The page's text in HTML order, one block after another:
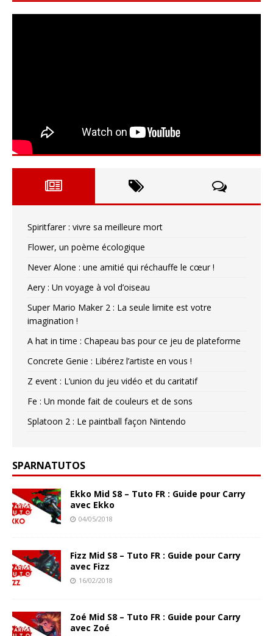
Spiritfarer : vivre sa meilleure mort
Flower, un poème écologique
Never Alone : une amitié qui réchauffe le cœur !
Aery : Un voyage à vol d’oiseau
Super Mario Maker 2 : La seule limite est votre
imagination !
A hat in time : Chapeau bas pour ce jeu de plateforme
Concrete Genie : Libérez l’artiste en vous !
Z event : L’union du jeu vidéo et du caritatif
Fe : Un monde fait de couleurs et de sons
Splatoon 2 : Le paintball façon Nintendo
SPARNATUTOS
Ekko Mid S8 – Tuto FR : Guide pour Carry
avec Ekko
04/05/2018
Fizz Mid S8 – Tuto FR : Guide pour Carry
avec Fizz
16/02/2018
Zoé Mid S8 – Tuto FR : Guide pour Carry
avec Zoé